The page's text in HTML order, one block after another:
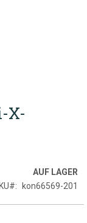
X-
AUF LAGER
kon66569-201